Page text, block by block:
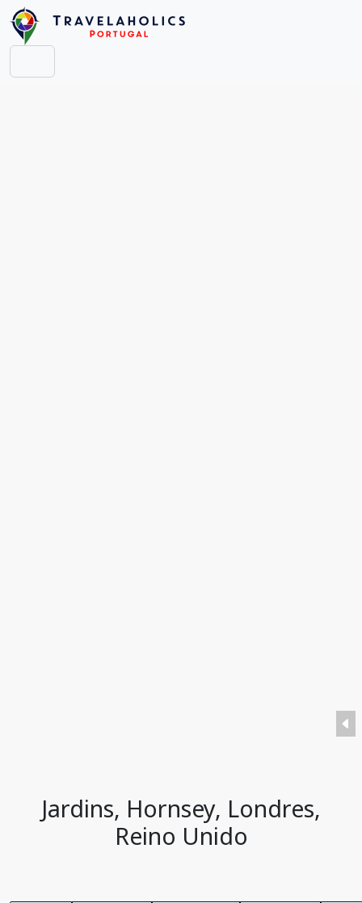
Jardins, Hornsey, Londres,
Reino Unido